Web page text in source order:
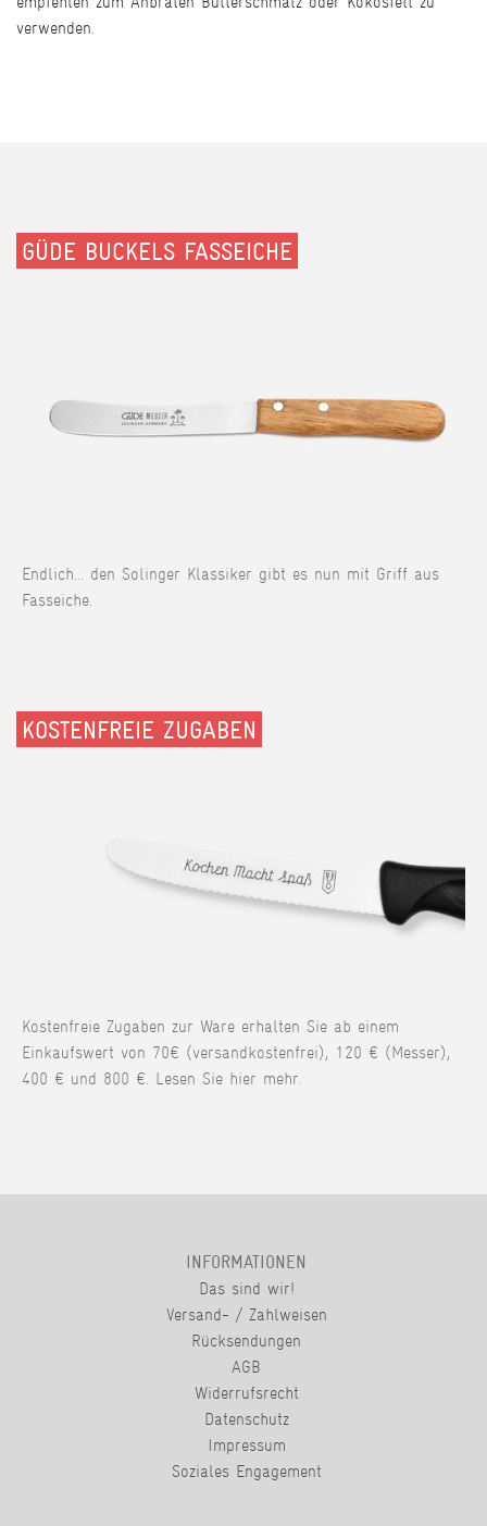
verwenden.
GÜDE BUCKELS FASSEICHE
Endlich... den Solinger Klassiker gibt es nun mit Griff aus
Fasseiche.
KOSTENFREIE ZUGABEN
Kostenfreie Zugaben zur Ware erhalten Sie ab einem
Einkaufswert von 70€ (versandkostenfrei), 120 € (Messer),
400 € und 800 €. Lesen Sie hier mehr.
INFORMATIONEN
Das sind wir!
Versand- / Zahlweisen
Rücksendungen
AGB
Widerrufsrecht
Datenschutz
Impressum
Soziales Engagement